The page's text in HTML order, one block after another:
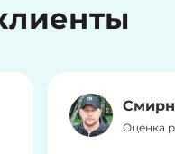
Оценка